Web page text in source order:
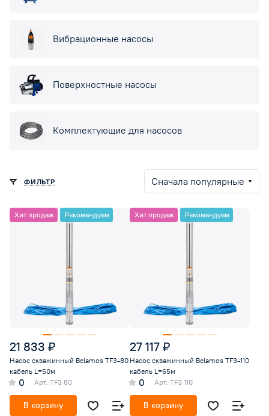
Вибрационные насосы
Поверхностные насосы
Комплектующие для насосов
ФИЛЬТР Сначала популярные
Хит продаж Рекомендуем
21 833 ₽
Насос скважинный Belamos TF3-80
кабель L=50м
0 Арт. TF3 80
В корзину
Хит продаж Рекомендуем
27 117 ₽
Насос скважинный Belamos TF3-110
кабель L=65м
0 Арт. TF3 110
В корзину